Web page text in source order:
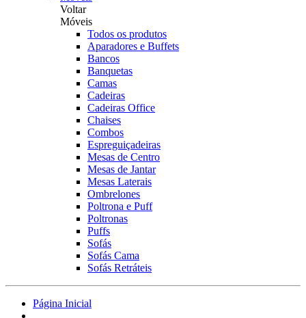
Voltar
Móveis
Todos os produtos
Aparadores e Buffets
Bancos
Banquetas
Camas
Cadeiras
Cadeiras Office
Chaises
Combos
Espreguiçadeiras
Mesas de Centro
Mesas de Jantar
Mesas Laterais
Ombrelones
Poltrona e Puff
Poltronas
Puffs
Sofás
Sofás Cama
Sofás Retráteis
Página Inicial